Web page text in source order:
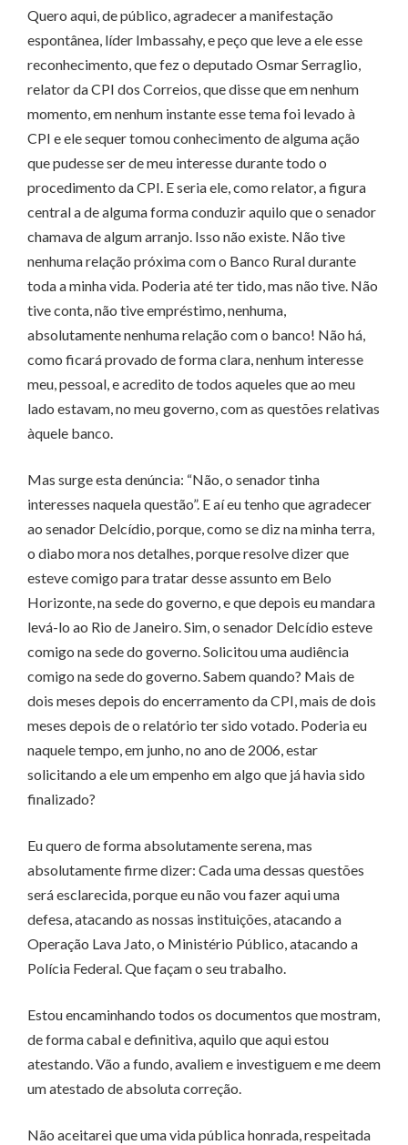
Quero aqui, de público, agradecer a manifestação
espontânea, líder Imbassahy, e peço que leve a ele esse
reconhecimento, que fez o deputado Osmar Serraglio,
relator da CPI dos Correios, que disse que em nenhum
momento, em nenhum instante esse tema foi levado à
CPI e ele sequer tomou conhecimento de alguma ação
que pudesse ser de meu interesse durante todo o
procedimento da CPI. E seria ele, como relator, a figura
central a de alguma forma conduzir aquilo que o senador
chamava de algum arranjo. Isso não existe. Não tive
nenhuma relação próxima com o Banco Rural durante
toda a minha vida. Poderia até ter tido, mas não tive. Não
tive conta, não tive empréstimo, nenhuma,
absolutamente nenhuma relação com o banco! Não há,
como ficará provado de forma clara, nenhum interesse
meu, pessoal, e acredito de todos aqueles que ao meu
lado estavam, no meu governo, com as questões relativas
àquele banco.
Mas surge esta denúncia: “Não, o senador tinha
interesses naquela questão”. E aí eu tenho que agradecer
ao senador Delcídio, porque, como se diz na minha terra,
o diabo mora nos detalhes, porque resolve dizer que
esteve comigo para tratar desse assunto em Belo
Horizonte, na sede do governo, e que depois eu mandara
levá-lo ao Rio de Janeiro. Sim, o senador Delcídio esteve
comigo na sede do governo. Solicitou uma audiência
comigo na sede do governo. Sabem quando? Mais de
dois meses depois do encerramento da CPI, mais de dois
meses depois de o relatório ter sido votado. Poderia eu
naquele tempo, em junho, no ano de 2006, estar
solicitando a ele um empenho em algo que já havia sido
finalizado?
Eu quero de forma absolutamente serena, mas
absolutamente firme dizer: Cada uma dessas questões
será esclarecida, porque eu não vou fazer aqui uma
defesa, atacando as nossas instituições, atacando a
Operação Lava Jato, o Ministério Público, atacando a
Polícia Federal. Que façam o seu trabalho.
Estou encaminhando todos os documentos que mostram,
de forma cabal e definitiva, aquilo que aqui estou
atestando. Vão a fundo, avaliem e investiguem e me deem
um atestado de absoluta correção.
Não aceitarei que uma vida pública honrada, respeitada